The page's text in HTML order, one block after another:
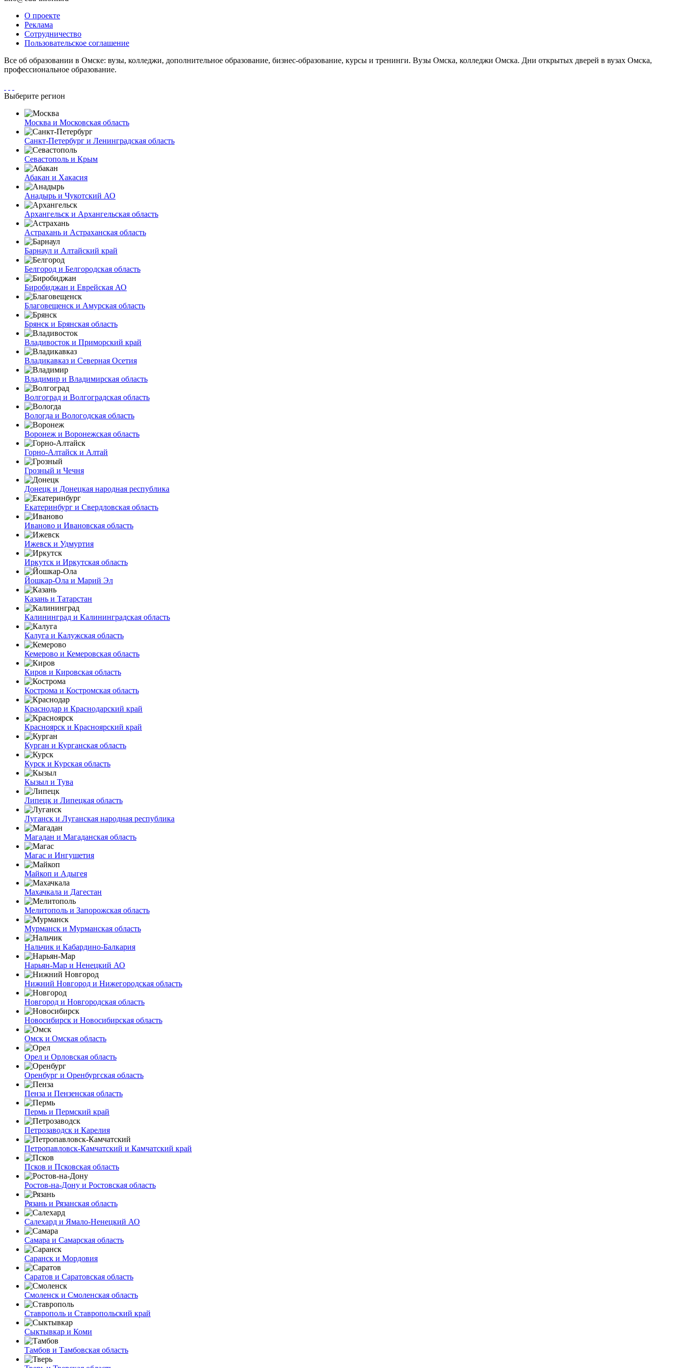
О проекте
Реклама
Сотрудничество
Пользовательское соглашение
Все об образовании в Омске: вузы, колледжи, дополнительное образование, бизнес-образование, курсы и тренинги. Вузы Омска, колледжи Омска. Дни открытых дверей в вузах Омска,
профессиональное образование.
Выберите регион
Москва и Московская область
Санкт-Петербург и Ленинградская область
Севастополь и Крым
Абакан и Хакасия
Анадырь и Чукотский АО
Архангельск и Архангельская область
Астрахань и Астраханская область
Барнаул и Алтайский край
Белгород и Белгородская область
Биробиджан и Еврейская АО
Благовещенск и Амурская область
Брянск и Брянская область
Владивосток и Приморский край
Владикавказ и Северная Осетия
Владимир и Владимирская область
Волгоград и Волгоградская область
Вологда и Вологодская область
Воронеж и Воронежская область
Горно-Алтайск и Алтай
Грозный и Чечня
Донецк и Донецкая народная республика
Екатеринбург и Свердловская область
Иваново и Ивановская область
Ижевск и Удмуртия
Иркутск и Иркутская область
Йошкар-Ола и Марий Эл
Казань и Татарстан
Калининград и Калининградская область
Калуга и Калужская область
Кемерово и Кемеровская область
Киров и Кировская область
Кострома и Костромская область
Краснодар и Краснодарский край
Красноярск и Красноярский край
Курган и Курганская область
Курск и Курская область
Кызыл и Тува
Липецк и Липецкая область
Луганск и Луганская народная республика
Магадан и Магаданская область
Магас и Ингушетия
Майкоп и Адыгея
Махачкала и Дагестан
Мелитополь и Запорожская область
Мурманск и Мурманская область
Нальчик и Кабардино-Балкария
Нарьян-Мар и Ненецкий АО
Нижний Новгород и Нижегородская область
Новгород и Новгородская область
Новосибирск и Новосибирская область
Омск и Омская область
Орел и Орловская область
Оренбург и Оренбургская область
Пенза и Пензенская область
Пермь и Пермский край
Петрозаводск и Карелия
Петропавловск-Камчатский и Камчатский край
Псков и Псковская область
Ростов-на-Дону и Ростовская область
Рязань и Рязанская область
Салехард и Ямало-Ненецкий АО
Самара и Самарская область
Саранск и Мордовия
Саратов и Саратовская область
Смоленск и Смоленская область
Ставрополь и Ставропольский край
Сыктывкар и Коми
Тамбов и Тамбовская область